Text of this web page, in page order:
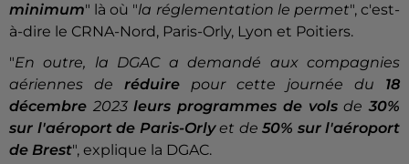
minimum" là où "la réglementation le permet", c'est-
à-dire le CRNA-Nord, Paris-Orly, Lyon et Poitiers.
"En outre, la DGAC a demandé aux compagnies
aériennes de réduire pour cette journée du 18
décembre 2023leurs programmes de volsde30%
sur l'aéroport de Paris-Orlyet de 50% sur l'aéroport
de Brest", explique la DGAC.